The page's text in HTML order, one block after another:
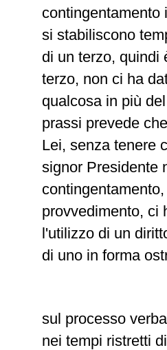
contingentamento
si stabiliscono
di un terzo, quindi
terzo, non ci ha
qualcosa in più
prassi prevede
Lei, senza tenere
signor Presidente
provvedimento, ci
l'utilizzo di un
di uno in forma
sul processo
nei tempi ristretti